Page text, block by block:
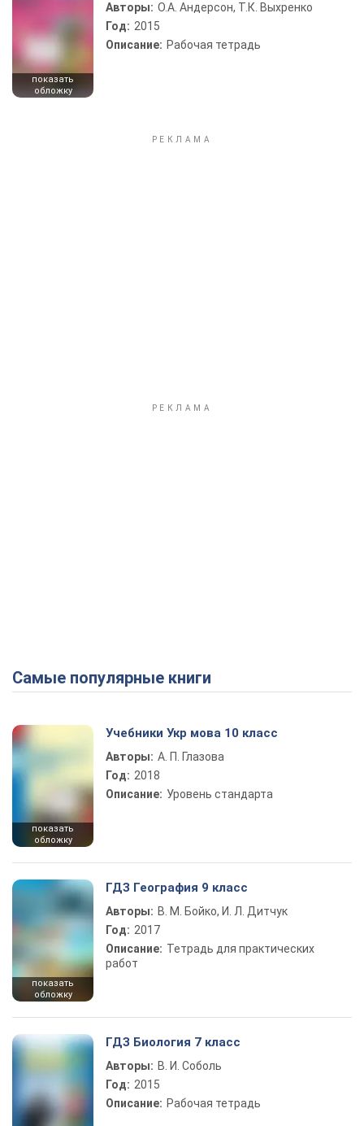
показать
обложку
Авторы: О.А. Андерсон, Т.К. Выхренко
Год: 2015
Описание: Рабочая тетрадь
Самые популярные книги
показать
обложку
Учебники Укр мова 10 класс
Авторы: А. П. Глазова
Год: 2018
Описание: Уровень стандарта
показать
обложку
ГДЗ География 9 класс
Авторы: В. М. Бойко, И. Л. Дитчук
Год: 2017
Описание: Тетрадь для практических
работ
ГДЗ Биология 7 класс
Авторы: В. И. Соболь
Год: 2015
Описание: Рабочая тетрадь